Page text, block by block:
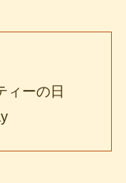
ィーの日